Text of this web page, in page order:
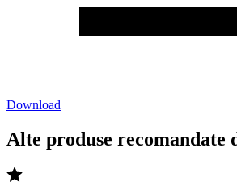
Download
Alte produse recomandate